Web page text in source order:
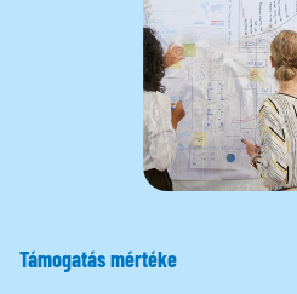
Támogatás mértéke